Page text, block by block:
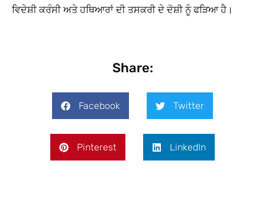
ਵਿਦੇਸ਼ੀ ਕਰੰਸੀ ਅਤੇ ਹਥਿਆਰਾਂ ਦੀ ਤਸਕਰੀ ਦੇ ਦੋਸ਼ੀ ਨੂੰ ਫੜਿਆ ਹੈ।
Share:
Facebook Twitter
Pinterest LinkedIn